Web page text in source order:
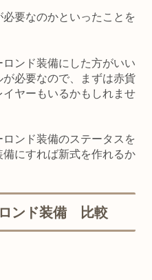
要なのかといったことを
ンド装備にした方がいい
必要なので、まずは赤貨
ヤーもいるかもしれませ
ンド装備のステータスを
にすれば新式を作れるか
ンド装備 比較